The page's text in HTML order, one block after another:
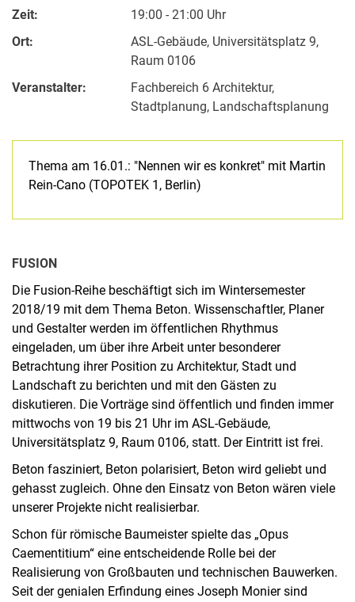
Zeit:
19:00 - 21:00 Uhr
Ort:
ASL-Gebäude, Universitätsplatz 9,
Raum 0106
Veranstalter:
Fachbereich 6 Architektur,
Stadtplanung, Landschaftsplanung
Thema am 16.01.: "Nennen wir es konkret" mit Martin
Rein-Cano (TOPOTEK 1, Berlin)
FUSION
Die Fusion-Reihe beschäftigt sich im Wintersemester
2018/19 mit dem Thema Beton. Wissenschaftler, Planer
und Gestalter werden im öffentlichen Rhythmus
eingeladen, um über ihre Arbeit unter besonderer
Betrachtung ihrer Position zu Architektur, Stadt und
Landschaft zu berichten und mit den Gästen zu
diskutieren. Die Vorträge sind öffentlich und finden immer
mittwochs von 19 bis 21 Uhr im ASL-Gebäude,
Universitätsplatz 9, Raum 0106, statt. Der Eintritt ist frei.
Beton fasziniert, Beton polarisiert, Beton wird geliebt und
gehasst zugleich. Ohne den Einsatz von Beton wären viele
unserer Projekte nicht realisierbar.
Schon für römische Baumeister spielte das „Opus
Caementitium“ eine entscheidende Rolle bei der
Realisierung von Großbauten und technischen Bauwerken.
Seit der genialen Erfindung eines Joseph Monier sind